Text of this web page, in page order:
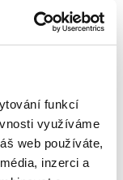
funkcí
využíváme
web používáte,
inzerci a
1974
1970